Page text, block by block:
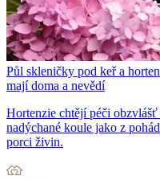
Půl skleničky pod keř a
mají doma a nevědí
Hortenzie chtějí péči
nadýchané koule jako z
porci živin.